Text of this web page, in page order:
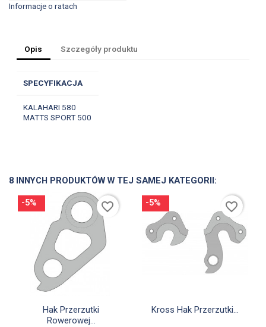
Informacje o ratach
Opis Szczegóły produktu
SPECYFIKACJA
KALAHARI 580
MATTS SPORT 500
8 INNYCH PRODUKTÓW W TEJ SAMEJ KATEGORII:
Szybki podgląd
Hak Przerzutki
Rowerowej...
-5% favorite_border
Szybki podgląd
Kross Hak Przerzutki...
-5% favorite_border